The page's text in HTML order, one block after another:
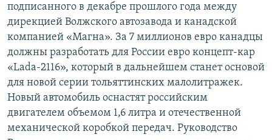
подписанного в декабре прошлого года между
дирекцией Волжского автозавода и канадской
компанией «Магна». За 7 миллионов евро канадцы
должны разработать для России евро концепт-кар
«Lada-2116», который в дальнейшем станет основой
для новой серии тольяттинских малолитражек.
Новый автомобиль оснастят российским
двигателем объемом 1,6 литра и отечественной
механической коробкой передач. Руководство